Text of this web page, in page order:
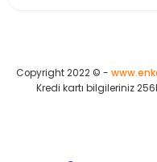
Copyright 2022 © -
Kredi kartı bilgileriniz